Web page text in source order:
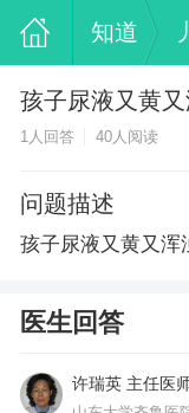
知道
孩子尿液又黄
1人回答 40人阅读
问题描述
孩子尿液又黄又浑
医生回答
许瑞英 主任医